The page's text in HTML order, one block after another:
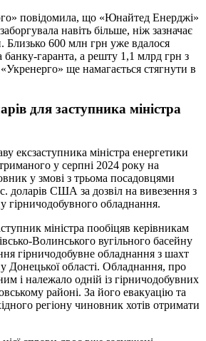
повідомила, що «Юнайтед Енерджі»
навіть більше, ніж зазначає
600 млн грн уже вдалося
банку-гаранта, а решту 1,1 млрд грн з
ще намагається стягнути в
для заступника міністра
ексзаступника міністра енергетики
у серпні 2024 року на
у змові з трьома посадовцями
доларів США за дозвіл на вивезення з
гірничодобувного обладнання.
міністра пообіцяв керівникам
Волинського вугільного басейну
гірничодобувне обладнання з шахт
Донецької області. Обладнання, про
і належало одній із гірничодобувних
районі. За його евакуацію та
регіону чиновник хотів отримати